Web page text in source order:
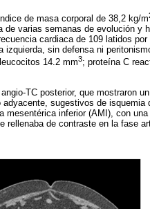
de masa corporal de 38,2 kg/m
varias semanas de evolución y
cardiaca de 109 latidos
sin defensa ni
14.2 mm3; proteína C
TC posterior, que mostraron
sugestivos de isquemia
inferior (AMI), con
rellenaba de contraste en la fase